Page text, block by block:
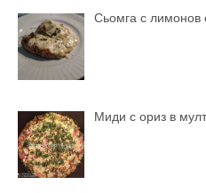
Сьомга с лимонов
Миди с ориз в